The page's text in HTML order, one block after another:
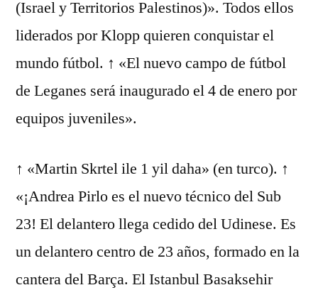
(Israel y Territorios Palestinos)». Todos ellos
liderados por Klopp quieren conquistar el
mundo fútbol. ↑ «El nuevo campo de fútbol
de Leganes será inaugurado el 4 de enero por
equipos juveniles».
↑ «Martin Skrtel ile 1 yil daha» (en turco). ↑
«¡Andrea Pirlo es el nuevo técnico del Sub
23! El delantero llega cedido del Udinese. Es
un delantero centro de 23 años, formado en la
cantera del Barça. El Istanbul Basaksehir